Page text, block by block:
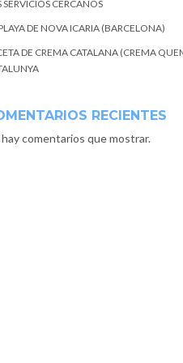
SERVICIOS CERCANOS
DE NOVA ICARIA (BARCELONA)
DE CREMA CATALANA (CREMA
RECIENTES
comentarios que mostrar.